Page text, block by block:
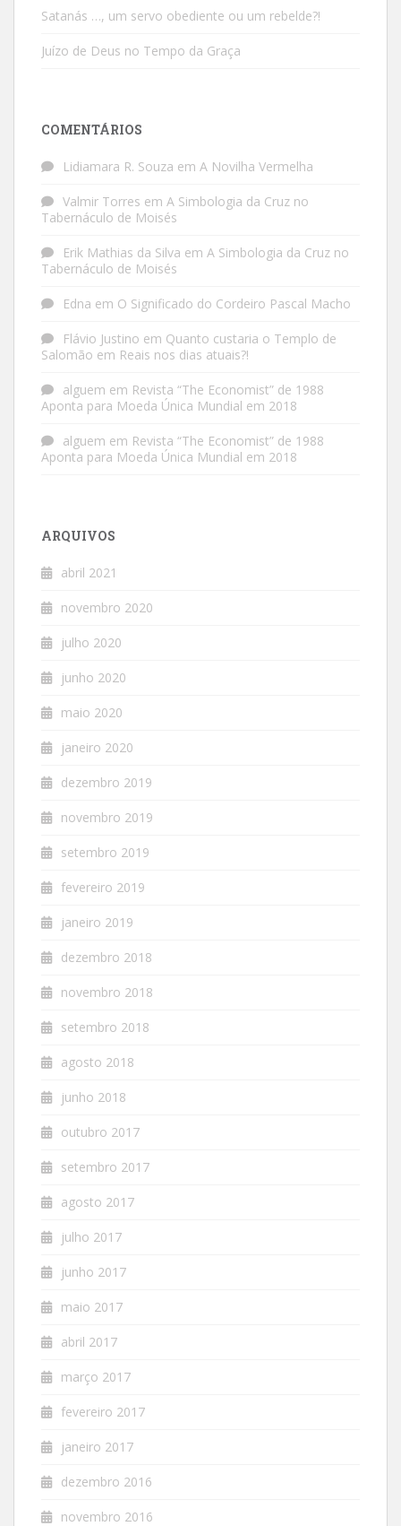
Satanás …, um servo obediente ou um rebelde?!
Juízo de Deus no Tempo da Graça
COMENTÁRIOS
Lidiamara R. Souza em A Novilha Vermelha
Valmir Torres em A Simbologia da Cruz no
Tabernáculo de Moisés
Erik Mathias da Silva em A Simbologia da Cruz no
Tabernáculo de Moisés
Edna em O Significado do Cordeiro Pascal Macho
Flávio Justino em Quanto custaria o Templo de
Salomão em Reais nos dias atuais?!
alguem em Revista “The Economist” de 1988
Aponta para Moeda Única Mundial em 2018
alguem em Revista “The Economist” de 1988
Aponta para Moeda Única Mundial em 2018
ARQUIVOS
abril 2021
novembro 2020
julho 2020
junho 2020
maio 2020
janeiro 2020
dezembro 2019
novembro 2019
setembro 2019
fevereiro 2019
janeiro 2019
dezembro 2018
novembro 2018
setembro 2018
agosto 2018
junho 2018
outubro 2017
setembro 2017
agosto 2017
julho 2017
junho 2017
maio 2017
abril 2017
março 2017
fevereiro 2017
janeiro 2017
dezembro 2016
novembro 2016